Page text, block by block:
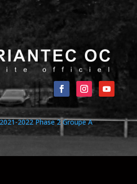
2022 Phase 2 Groupe A